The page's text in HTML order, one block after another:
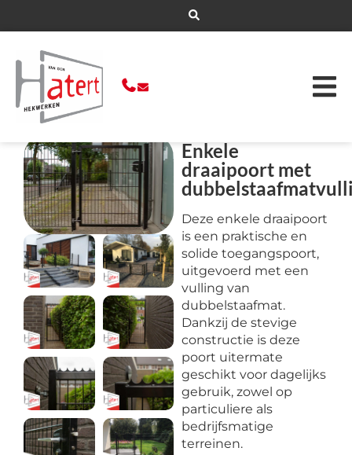
Enkele
draaipoort met
Deze enkele draaipoort
is een praktische en
solide toegangspoort,
uitgevoerd met een
vulling van
dubbelstaafmat.
Dankzij de stevige
constructie is deze
poort uitermate
geschikt voor dagelijks
gebruik, zowel op
particuliere als
bedrijfsmatige
terreinen.